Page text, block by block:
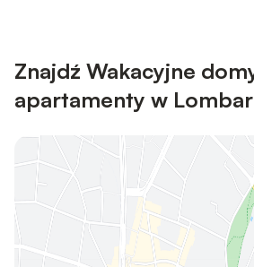
Znajdź Wakacyjne
apartamenty w